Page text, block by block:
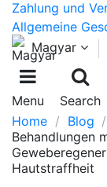
Zahlung und
Allgemeine
Magyar
Menu Search
Home
Blog
Behandlungen
Hautstraffheit